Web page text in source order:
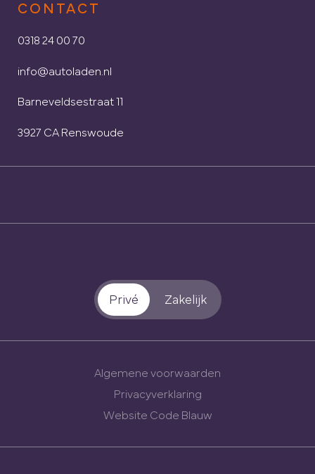
CONTACT
0318 24 00 70
info@autoladen.nl
Barneveldsestraat 11
3927 CA Renswoude
Privé Zakelijk
Algemene voorwaarden
Privacyverklaring
Website Code Blauw